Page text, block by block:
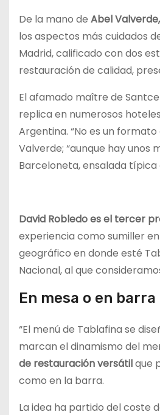
De la mano de Abel
los aspectos más cuidados
Madrid, calificado con dos
restauración de calidad,
El afamado maître de
replica en numerosos
Argentina. “No es un
Valverde; “aunque hay
Barceloneta, ensalada
David Robledo es el tercer
experiencia como sumiller
geográfico en donde esté
Nacional, al que
En mesa o en barra
“El menú de Tablafina se
marcan el dinamismo del
de restauración versátilque
como en la barra.
La idea ha partido del coste